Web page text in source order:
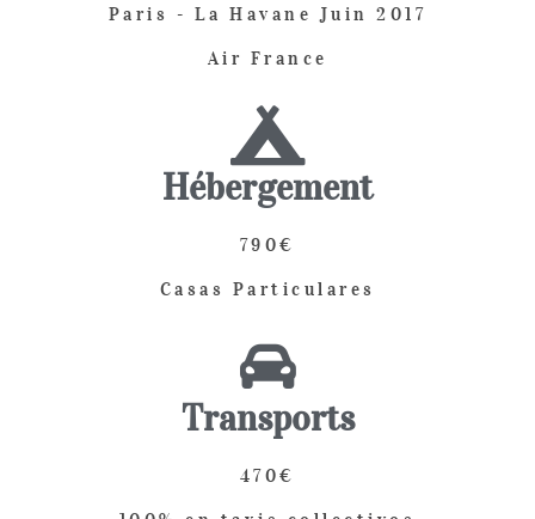
Paris - La Havane Juin 2017
Air France
Hébergement
790€
Casas Particulares
Transports
470€